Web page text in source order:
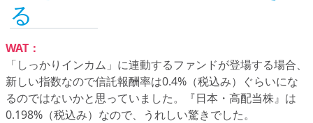
る
WAT：
「しっかりインカム」に連動するファンドが登場する場合、
新しい指数なので信託報酬率は0.4%（税込み）ぐらいにな
るのではないかと思っていました。『日本・高配当株』は
0.198%（税込み）なので、うれしい驚きでした。